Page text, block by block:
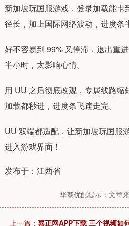
新加坡玩国服游戏，登录加载能卡
径长，加上国际网络波动，进度条
好不容易到 99% 又停滞，退出重
半小时，太影响心情。
用 UU 之后彻底改观，专属线路缩
加载都秒进，进度条飞速走完。
UU 双端都适配，让新加坡玩国服
进入游戏界面！
发布于：江西省
华泰优配提示：文章
上一篇： 嘉正网APP下载 三个视频如